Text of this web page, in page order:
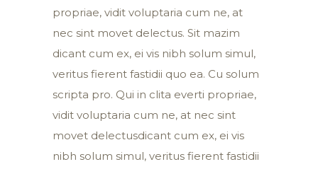
propriae, vidit voluptaria cum ne, at
nec sint movet delectus. Sit mazim
dicant cum ex, ei vis nibh solum simul,
veritus fierent fastidii quo ea. Cu solum
scripta pro. Qui in clita everti propriae,
vidit voluptaria cum ne, at nec sint
movet delectusdicant cum ex, ei vis
nibh solum simul, veritus fierent fastidii